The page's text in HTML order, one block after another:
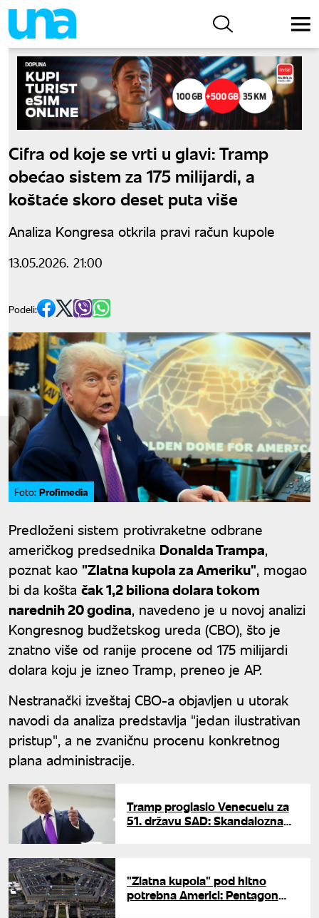
Cifra od koje se vrti u glavi: Tramp
obećao sistem za 175 milijardi, a
koštaće skoro deset puta više
Analiza Kongresa otkrila pravi račun kupole
13.05.2026. 21:00
Podeli:
Foto: Profimedia
Predloženi sistem protivraketne odbrane
američkog predsednika Donalda Trampa,
poznat kao "Zlatna kupola za Ameriku", mogao
bi da košta čak 1,2 biliona dolara tokom
narednih 20 godina, navedeno je u novoj analizi
Kongresnog budžetskog ureda (CBO), što je
znatno više od ranije procene od 175 milijardi
dolara koju je izneo Tramp, preneo je AP.
Nestranački izveštaj CBO-a objavljen u utorak
navodi da analiza predstavlja "jedan ilustrativan
pristup", a ne zvaničnu procenu konkretnog
plana administracije.
Tramp proglasio Venecuelu za
51. državu SAD: Skandalozna
"Zlatna kupola" pod hitno
potrebna Americi: Pentagon